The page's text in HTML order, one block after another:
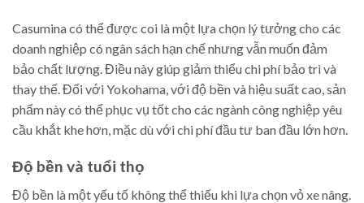
Casumina có thể được coi là một lựa chọn lý tưởng cho các
doanh nghiệp có ngân sách hạn chế nhưng vẫn muốn đảm
bảo chất lượng. Điều này giúp giảm thiểu chi phí bảo trì và
thay thế. Đối với Yokohama, với độ bền và hiệu suất cao, sản
phẩm này có thể phục vụ tốt cho các ngành công nghiệp yêu
cầu khắt khe hơn, mặc dù với chi phí đầu tư ban đầu lớn hơn.
Độ bền và tuổi thọ
Độ bền là một yếu tố không thể thiếu khi lựa chọn vỏ xe nâng.